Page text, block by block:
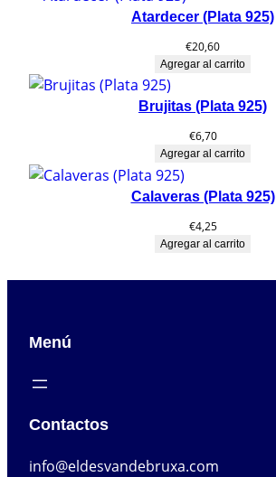
Atardecer (Plata 925)
€20,60
Agregar al carrito
Brujitas (Plata 925)
€6,70
Agregar al carrito
Calaveras (Plata 925)
€4,25
Agregar al carrito
Menú
Contactos
info@eldesvandebruxa.com